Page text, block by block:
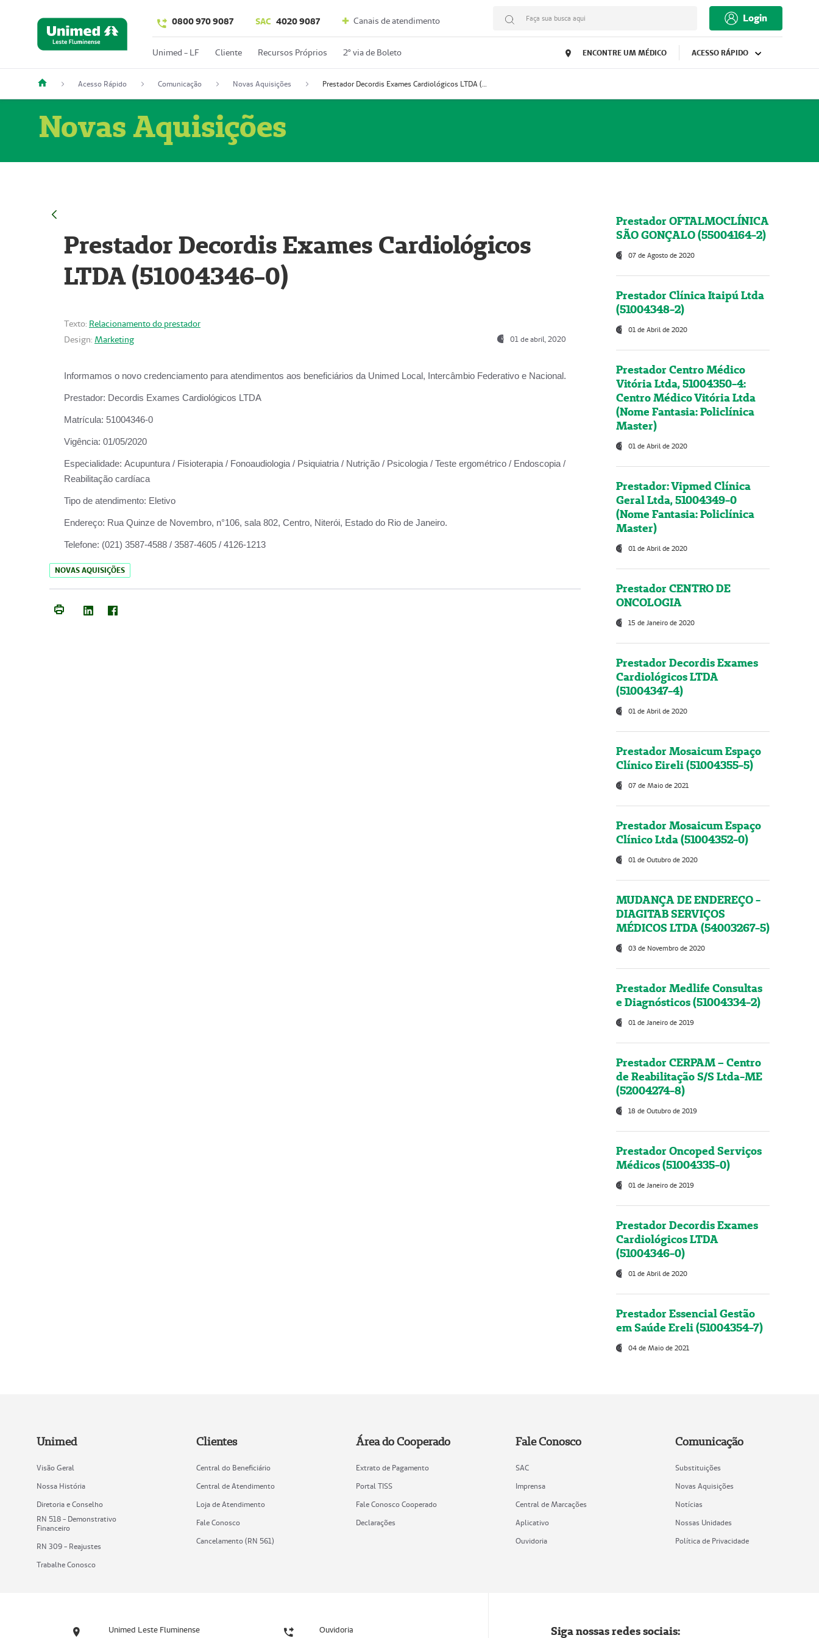
0800 970 9087 SAC 4020 9087 Canais de atendimento Faça sua busca aqui Login
Unimed - LF Cliente Recursos Próprios 2º via de Boleto ENCONTRE UM MÉDICO ACESSO RÁPIDO
Acesso Rápido Comunicação Novas Aquisições Prestador Decordis Exames Cardiológicos LTDA (51004346-0)
Novas Aquisições
Prestador Decordis Exames Cardiológicos
LTDA (51004346-0)
Texto: Relacionamento do prestador
Design: Marketing 01 de abril, 2020
Informamos o novo credenciamento para atendimentos aos beneficiários da Unimed Local, Intercâmbio Federativo e Nacional.
Prestador: Decordis Exames Cardiológicos LTDA
Matrícula: 51004346-0
Vigência: 01/05/2020
Especialidade: Acupuntura / Fisioterapia / Fonoaudiologia / Psiquiatria / Nutrição / Psicologia / Teste ergométrico / Endoscopia /
Reabilitação cardíaca
Tipo de atendimento: Eletivo
Endereço: Rua Quinze de Novembro, n°106, sala 802, Centro, Niterói, Estado do Rio de Janeiro.
Telefone: (021) 3587-4588 / 3587-4605 / 4126-1213
NOVAS AQUISIÇÕES
Prestador OFTALMOCLÍNICA
SÃO GONÇALO (55004164-2)
07 de Agosto de 2020
Prestador Clínica Itaipú Ltda
(51004348-2)
01 de Abril de 2020
Prestador Centro Médico
Vitória Ltda, 51004350-4:
Centro Médico Vitória Ltda
(Nome Fantasia: Policlínica
Master)
01 de Abril de 2020
Prestador: Vipmed Clínica
Geral Ltda, 51004349-0
(Nome Fantasia: Policlínica
Master)
01 de Abril de 2020
Prestador CENTRO DE
ONCOLOGIA
15 de Janeiro de 2020
Prestador Decordis Exames
Cardiológicos LTDA
(51004347-4)
01 de Abril de 2020
Prestador Mosaicum Espaço
Clínico Eireli (51004355-5)
07 de Maio de 2021
Prestador Mosaicum Espaço
Clínico Ltda (51004352-0)
01 de Outubro de 2020
MUDANÇA DE ENDEREÇO -
DIAGITAB SERVIÇOS
MÉDICOS LTDA (54003267-5)
03 de Novembro de 2020
Prestador Medlife Consultas
e Diagnósticos (51004334-2)
01 de Janeiro de 2019
Prestador CERPAM – Centro
de Reabilitação S/S Ltda-ME
(52004274-8)
18 de Outubro de 2019
Prestador Oncoped Serviços
Médicos (51004335-0)
01 de Janeiro de 2019
Prestador Decordis Exames
Cardiológicos LTDA
(51004346-0)
01 de Abril de 2020
Prestador Essencial Gestão
em Saúde Ereli (51004354-7)
04 de Maio de 2021
Unimed
Visão Geral
Nossa História
Diretoria e Conselho
RN 518 - Demonstrativo
Financeiro
RN 309 - Reajustes
Trabalhe Conosco
Clientes
Central do Beneficiário
Central de Atendimento
Loja de Atendimento
Fale Conosco
Cancelamento (RN 561)
Área do Cooperado
Extrato de Pagamento
Portal TISS
Fale Conosco Cooperado
Declarações
Fale Conosco
SAC
Imprensa
Central de Marcações
Aplicativo
Ouvidoria
Comunicação
Substituições
Novas Aquisições
Notícias
Nossas Unidades
Política de Privacidade
Unimed Leste Fluminense Ouvidoria Siga nossas redes sociais: